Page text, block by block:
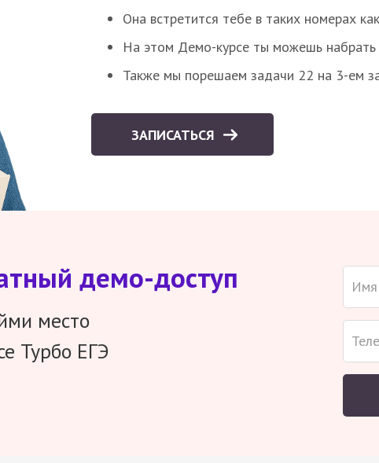
Она встретится тебе в таких номерах
На этом Демо-курсе ты можешь набрать
Также мы порешаем задачи 22 на 3-ем
ЗАПИСАТЬСЯ
демо-доступ
место
Турбо ЕГЭ